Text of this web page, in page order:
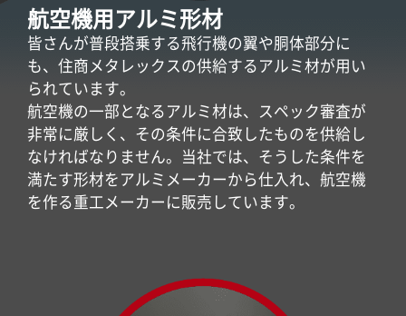
航空機用アルミ形材
皆さんが普段搭乗する飛行機の翼や胴体部分に
も、住商メタレックスの供給するアルミ材が用い
られています。
航空機の一部となるアルミ材は、スペック審査が
非常に厳しく、その条件に合致したものを供給し
なければなりません。当社では、そうした条件を
満たす形材をアルミメーカーから仕入れ、航空機
を作る重工メーカーに販売しています。